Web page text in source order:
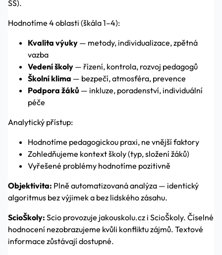
SŠ).
Hodnotíme 4 oblasti (škála 1–4):
Kvalita výuky — metody, individualizace, zpětná
vazba
Vedení školy — řízení, kontrola, rozvoj pedagogů
Školní klima — bezpečí, atmosféra, prevence
Podpora žáků — inkluze, poradenství, individuální
péče
Analytický přístup:
Hodnotíme pedagogickou praxi, ne vnější faktory
Zohledňujeme kontext školy (typ, složení žáků)
Vyřešené problémy hodnotíme pozitivně
Objektivita: Plně automatizovaná analýza — identický
algoritmus bez výjimek a bez lidského zásahu.
ScioŠkoly: Scio provozuje jakouskolu.cz i ScioŠkoly. Číselné
hodnocení nezobrazujeme kvůli konfliktu zájmů. Textové
informace zůstávají dostupné.